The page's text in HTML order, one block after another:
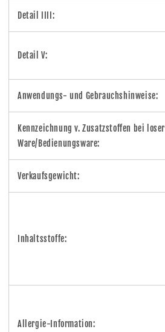
Detail IIII:
Detail V:
Anwendungs- und Gebrauchshinweise:
Kennzeichnung v. Zusatzstoffen bei loser
Ware/Bedienungsware:
Verkaufsgewicht:
Inhaltsstoffe:
Allergie-Information: